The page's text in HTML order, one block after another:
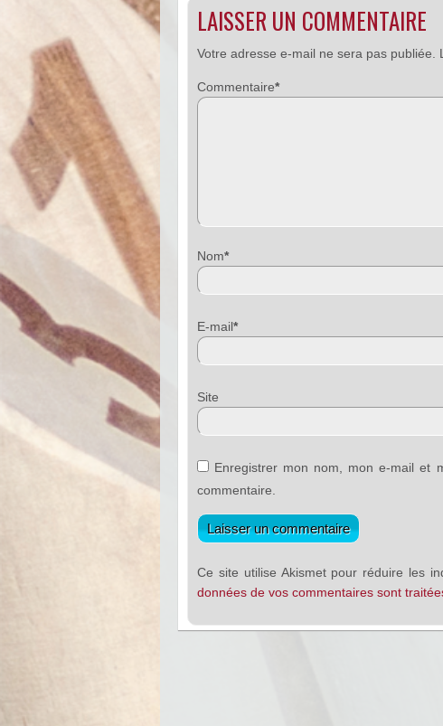
LAISSER UN COMMENTAIRE
Votre adresse e-mail ne sera pas publiée.
Commentaire*
Nom*
E-mail*
Site
Enregistrer mon nom, mon e-mail et
commentaire.
Ce site utilise Akismet pour réduire les
données de vos commentaires sont